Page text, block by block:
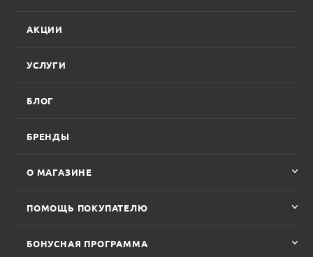
АКЦИИ
УСЛУГИ
БЛОГ
БРЕНДЫ
О МАГАЗИНЕ
ПОМОЩЬ ПОКУПАТЕЛЮ
БОНУСНАЯ ПРОГРАММА